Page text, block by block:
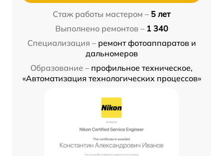
Стаж работы мастером – 5 лет
Выполнено ремонтов – 1 340
Специализация – ремонт фотоаппаратов и
дальномеров
Образование – профильное техническое,
«Автоматизация технологических процессов»